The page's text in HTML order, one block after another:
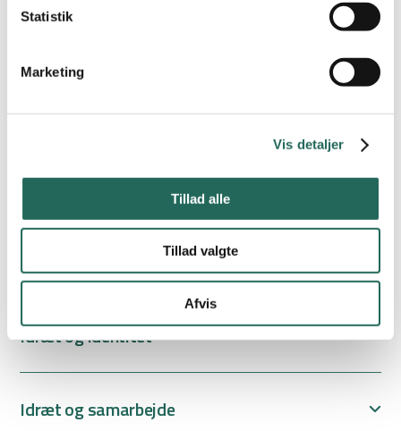
Statistik
Marketing
Vis detaljer
Tillad alle
Tillad valgte
Afvis
Redskabsaktiviteter
Idræt og identitet
Idræt og samarbejde